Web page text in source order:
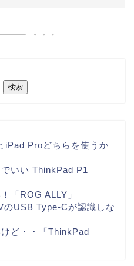
検索
iPad Proどちらを使うか
でいい ThinkPad P1
「ROG ALLY」
のUSB Type-Cが認識しな
けど・・「ThinkPad